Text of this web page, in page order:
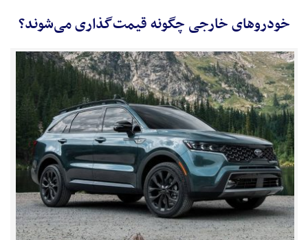
خودروهای خارجی چگونه قیمت‌گذاری می‌شوند؟